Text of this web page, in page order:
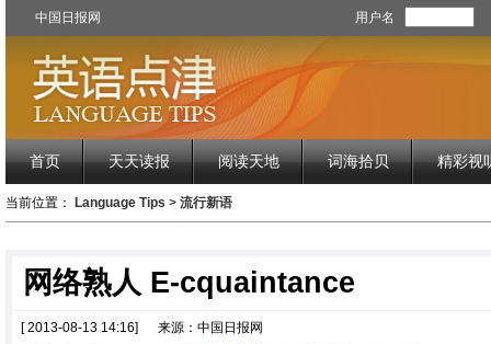
中国日报网 用户名
首页 天天读报 阅读天地 词海拾贝 精彩视
当前位置： Language Tips > 流行新语
网络熟人 E-cquaintance
[ 2013-08-13 14:16]
来源：中国日报网